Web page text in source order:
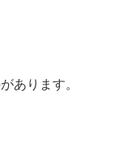
あります。